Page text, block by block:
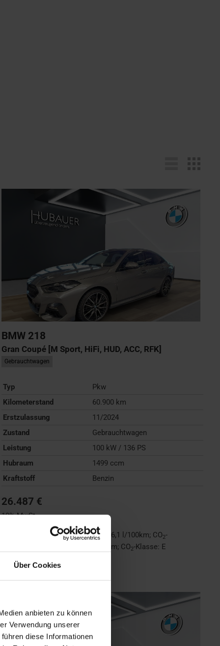
Über Cookies
anbieten zu können
Verwendung unserer
diese Informationen
BMW 218
Gran Coupé [M Sport, HiFi, HUD, ACC, RFK]
Gebrauchtwagen
Typ
Pkw
Kilometerstand
60.900 km
Erstzulassung
11/2024
Zustand
Gebrauchtwagen
Leistung
100 kW / 136 PS
Hubraum
1499 ccm
Kraftstoff
Benzin
26.487 €
19% MwSt.
Kraftstoffverbrauch (kombiniert): 6,1 l/100km; CO2-
138 g/km; CO2-Klasse: E
FAHRZEUG ANZEIGEN